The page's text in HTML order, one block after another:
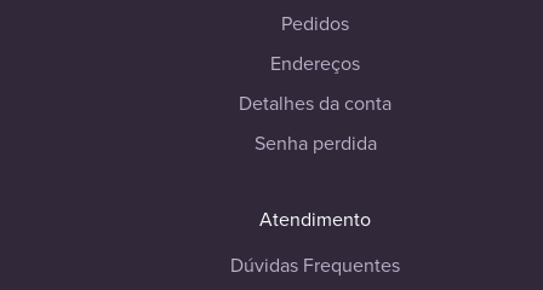
Pedidos
Endereços
Detalhes da conta
Senha perdida
Atendimento
Dúvidas Frequentes